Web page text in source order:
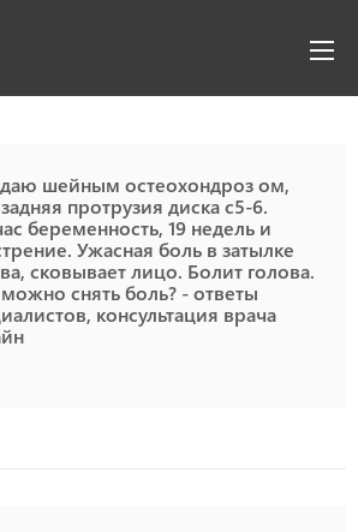
шейным остеохондроз ом,
протрузия диска с5-6.
беременность, 19 недель и
Ужасная боль в затылке
сковывает лицо. Болит голова.
снять боль? - ответы
консультация врача